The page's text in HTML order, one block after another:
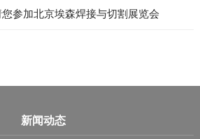
参加北京埃森焊接与切割展览会
新闻动态